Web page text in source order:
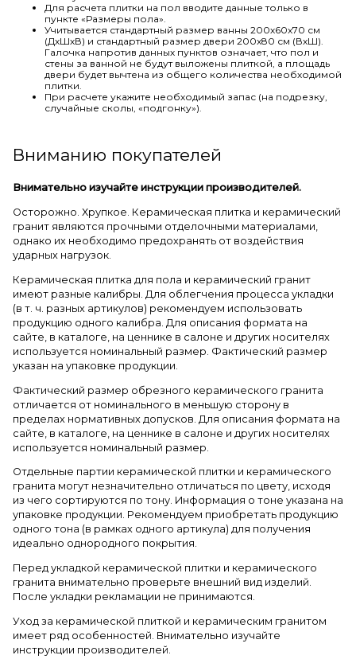
Для расчета плитки на пол вводите данные только в
пункте «Размеры пола».
Учитывается стандартный размер ванны 200х60х70 см
(ДхШхВ) и стандартный размер двери 200х80 см (ВхШ).
Галочка напротив данных пунктов означает, что пол и
стены за ванной не будут выложены плиткой, а площадь
двери будет вычтена из общего количества необходимой
плитки.
При расчете укажите необходимый запас (на подрезку,
случайные сколы, «подгонку»).
Вниманию покупателей
Внимательно изучайте инструкции производителей.
Осторожно. Хрупкое. Керамическая плитка и керамический
гранит являются прочными отделочными материалами,
однако их необходимо предохранять от воздействия
ударных нагрузок.
Керамическая плитка для пола и керамический гранит
имеют разные калибры. Для облегчения процесса укладки
(в т. ч. разных артикулов) рекомендуем использовать
продукцию одного калибра. Для описания формата на
сайте, в каталоге, на ценнике в салоне и других носителях
используется номинальный размер. Фактический размер
указан на упаковке продукции.
Фактический размер обрезного керамического гранита
отличается от номинального в меньшую сторону в
пределах нормативных допусков. Для описания формата на
сайте, в каталоге, на ценнике в салоне и других носителях
используется номинальный размер.
Отдельные партии керамической плитки и керамического
гранита могут незначительно отличаться по цвету, исходя
из чего сортируются по тону. Информация о тоне указана на
упаковке продукции. Рекомендуем приобретать продукцию
одного тона (в рамках одного артикула) для получения
идеально однородного покрытия.
Перед укладкой керамической плитки и керамического
гранита внимательно проверьте внешний вид изделий.
После укладки рекламации не принимаются.
Уход за керамической плиткой и керамическим гранитом
имеет ряд особенностей. Внимательно изучайте
инструкции производителей.